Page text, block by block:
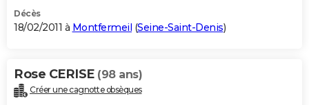
Décès
18/02/2011 à Montfermeil (Seine-Saint-Denis)
Rose CERISE (98 ans)
Créer une cagnotte obsèques